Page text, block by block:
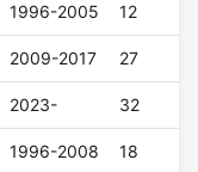
1996-2005 12
2009-2017 27
2023- 32
1996-2008 18